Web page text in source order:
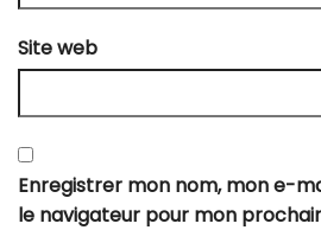
Site web
Enregistrer mon nom, mon e-
le navigateur pour mon